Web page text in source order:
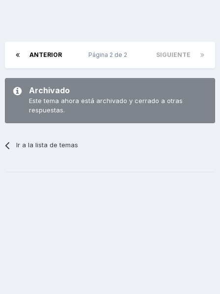
ANTERIOR SIGUIENTE
Página 2 de 2
Archivado
Este tema ahora está archivado y cerrado a otras
respuestas.
Ir a la lista de temas